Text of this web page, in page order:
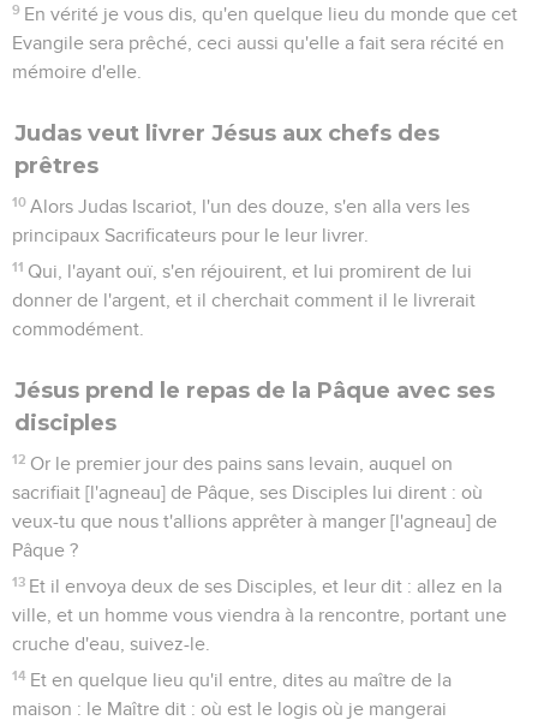
9 En vérité je vous dis, qu'en quelque lieu du monde que cet
Evangile sera prêché, ceci aussi qu'elle a fait sera récité en
mémoire d'elle.
Judas veut livrer Jésus aux chefs des
prêtres
10 Alors Judas Iscariot, l'un des douze, s'en alla vers les
principaux Sacrificateurs pour le leur livrer.
11 Qui, l'ayant ouï, s'en réjouirent, et lui promirent de lui
donner de l'argent, et il cherchait comment il le livrerait
commodément.
Jésus prend le repas de la Pâque avec ses
disciples
12 Or le premier jour des pains sans levain, auquel on
sacrifiait [l'agneau] de Pâque, ses Disciples lui dirent : où
veux-tu que nous t'allions apprêter à manger [l'agneau] de
Pâque ?
13 Et il envoya deux de ses Disciples, et leur dit : allez en la
ville, et un homme vous viendra à la rencontre, portant une
cruche d'eau, suivez-le.
14 Et en quelque lieu qu'il entre, dites au maître de la
maison : le Maître dit : où est le logis où je mangerai